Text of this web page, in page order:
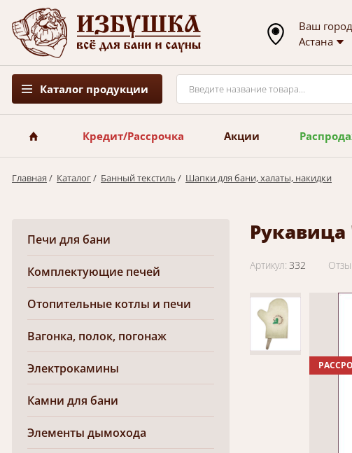
Ваш
Астана
Каталог продукции
Кредит/Рассрочка Акции
Главная / Каталог/ Банный текстиль / Шапки для бани, халаты, накидки
Печи для бани
Комплектующие печей
Отопительные котлы и печи
Вагонка, полок, погонаж
Электрокамины
Камни для бани
Элементы дымохода
Артикул: 332